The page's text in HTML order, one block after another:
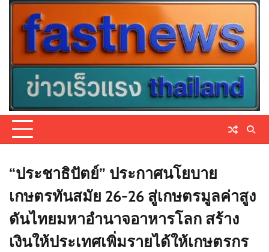
Skip
content
“ประชาธิปัตย์” ประกาศนโยบาย
เกษตรทันสมัย 26-26 สู่เกษตรมูลค่าสูง
ดันไทยมหาอำนาจอาหารโลก สร้าง
เงินให้ประเทศเพิ่มรายได้ให้เกษตรกร